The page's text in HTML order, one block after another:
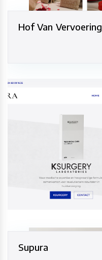
Hof Van Vervoering
Supura